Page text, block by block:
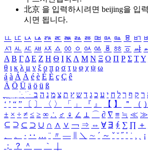
北京 을 입력하시려면 beijing을 입
시면 됩니다.
ㅥ ㅦ ㅧ ㅨ ㅩ ㅪ ㅫ ㅬ ㅭ ㅮ ㅯ ㅰ ㅱ ㅲ
ㅺ ㅻ ㅼ ㅽ ㅾ ㅿ ㆀ ㆁ ㆂ ㆃ ㆄ ㆅ ㆆ ㆇ
Α Β ΓΔ Ε Ζ Η Θ Ι ΚΛ Μ Ν Ξ Ο Π Ρ Σ ΤΥ
θ ι κ λ μ ν ξ ο π ρ σ τ υ φ χ ψ ω
á à Á À é è É È ç Ç ê
Ä Ö Ü ä ö ü ß
ִֶֹ ֻּ ׁׂ ר ק ף ך ל ח י ע כ ג ד ש ץ ת צ מ נ ה ב
‘ ’ “ ” 〔 〕 〈 〉 「 」 『 』 【 】 ＂ （ ）
± × ÷ ≠ ≤ ≥ ∞ ∴ ♂ ♀ ∠ ⊥ ⌒ ∂ ∇ ≡ ≒ ≪ ≫
⊆ ⊇ ⊂ ⊃ ∪ ∩ ∧ ∨ ￢ ⇒ ⇔ ∀ ∃ ∮ ∑ ∏ ＋
、
。 · ‥ … ¨ 〃 ― ＼ ∼ ´ ～ ˇ ˘ ˝ ˚ ˙ ¸ ¡
；
？ ＾ ｀